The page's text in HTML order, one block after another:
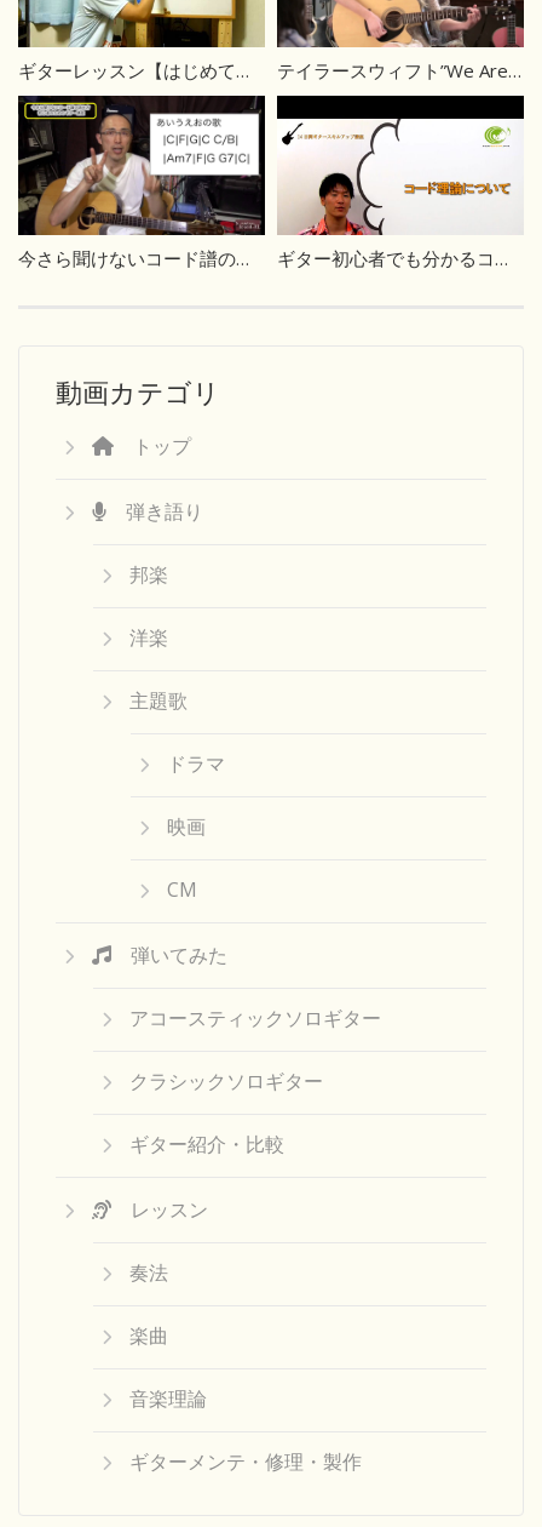
ギターレッスン【はじめてのアコギ2/4】主要コードを練習しよう テイラースウィフト”We Are Never Getting Back Together”
今さら聞けないコード譜の読み方 ギター初心者でも分かるコード理論の基礎
動画カテゴリ
トップ
弾き語り
邦楽
洋楽
主題歌
ドラマ
映画
CM
弾いてみた
アコースティックソロギター
クラシックソロギター
ギター紹介・比較
レッスン
奏法
楽曲
音楽理論
ギターメンテ・修理・製作